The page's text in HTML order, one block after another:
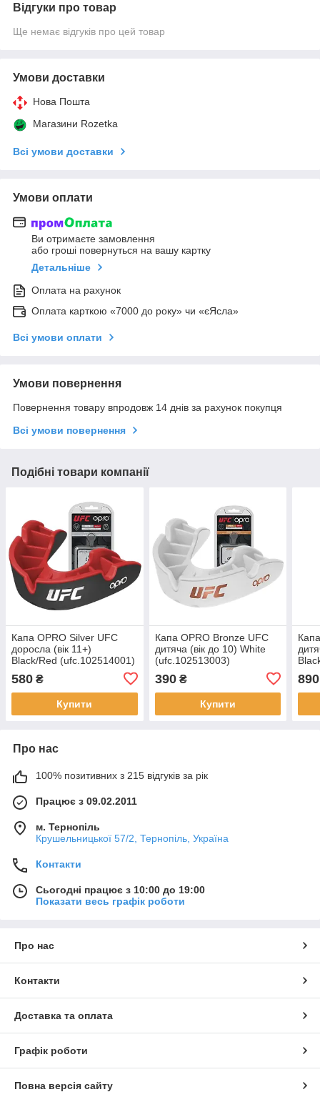
Відгуки про товар
Ще немає відгуків про цей товар
Умови доставки
Нова Пошта
Магазини Rozetka
Всі умови доставки
Умови оплати
Ви отримаєте замовлення
або гроші повернуться на вашу картку
Детальніше
Оплата на рахунок
Оплата карткою «7000 до року» чи «єЯсла»
Всі умови оплати
Умови повернення
Повернення товару впродовж 14 днів за рахунок покупця
Всі умови повернення
Подібні товари компанії
Капа OPRO Silver UFC
доросла (вік 11+)
Black/Red (ufc.102514001)
580 ₴
Купити
Капа OPRO Bronze UFC
дитяча (вік до 10) White
(ufc.102513003)
390₴
Купити
890
Про нас
100% позитивних з 215 відгуків за рік
Працює з 09.02.2011
м. Тернопіль
Крушельницької 57/2, Тернопіль, Україна
Контакти
Сьогодні працює з 10:00 до 19:00
Показати весь графік роботи
Про нас
Контакти
Доставка та оплата
Графік роботи
Повна версія сайту